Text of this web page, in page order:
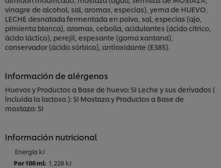
vinagre de alcohol, sal, aromas, especias), yema de HUEVO,
LECHE desnatada fermentada en polvo, sal, especias (ajo,
pimienta blanca), aromas, cebolla, acidulantes (ácido cítrico,
ácido láctico), perejil, espesante (goma xantana),
conservador (ácido sórbico), antioxidante (E385).
Información de alérgenos
Huevos y Productos a Base de huevo: SI Leche y sus derivados (
incluida la lactosa ): SI Mostaza y Productos a Base de
mostaza: SI
Información nutricional
Energía kJ
1,228 kJ